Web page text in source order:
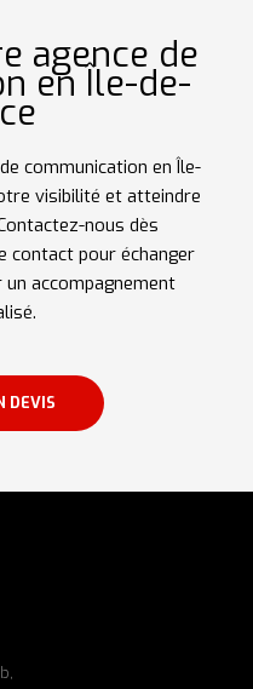
agence de
en Île-de-
communication en Île-
visibilité et atteindre
nous dès
contact pour échanger
accompagnement
DEVIS